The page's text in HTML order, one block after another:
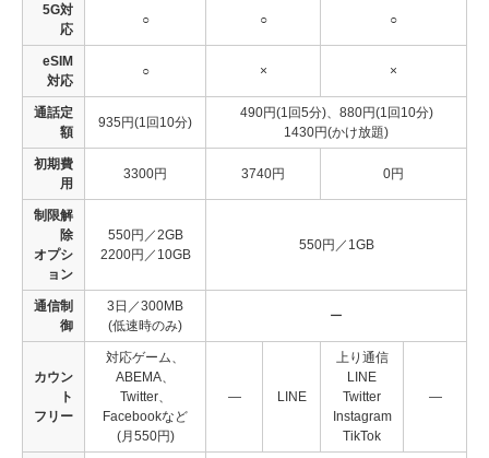
5G対
応
○ ○ ○
eSIM
対応
○ × ×
通話定
額
935円(1回10分)
490円(1回5分)、880円(1回10分)
1430円(かけ放題)
初期費
用
3300円 3740円 0円
制限解
除
オプシ
ョン
550円／2GB
2200円／10GB
550円／1GB
通信制
御
3日／300MB
(低速時のみ)
ー
カウン
ト
フリー
対応ゲーム、
ABEMA、
Twitter、
Facebookなど
(月550円)
― LINE
上り通信
LINE
Twitter
Instagram
TikTok
―